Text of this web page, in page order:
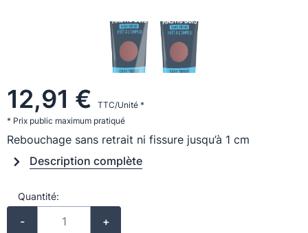
12,91 €
TTC/Unité *
* Prix public maximum pratiqué
Rebouchage sans retrait ni fissure jusqu’à 1 cm
Description complète
Quantité:
- +